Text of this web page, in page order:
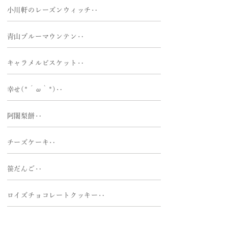
小川軒のレーズンウィッチ‥
青山ブルーマウンテン‥
キャラメルビスケット‥
幸せ(*´ω｀*)‥
阿闍梨餅‥
チーズケーキ‥
笹だんご‥
ロイズチョコレートクッキー‥